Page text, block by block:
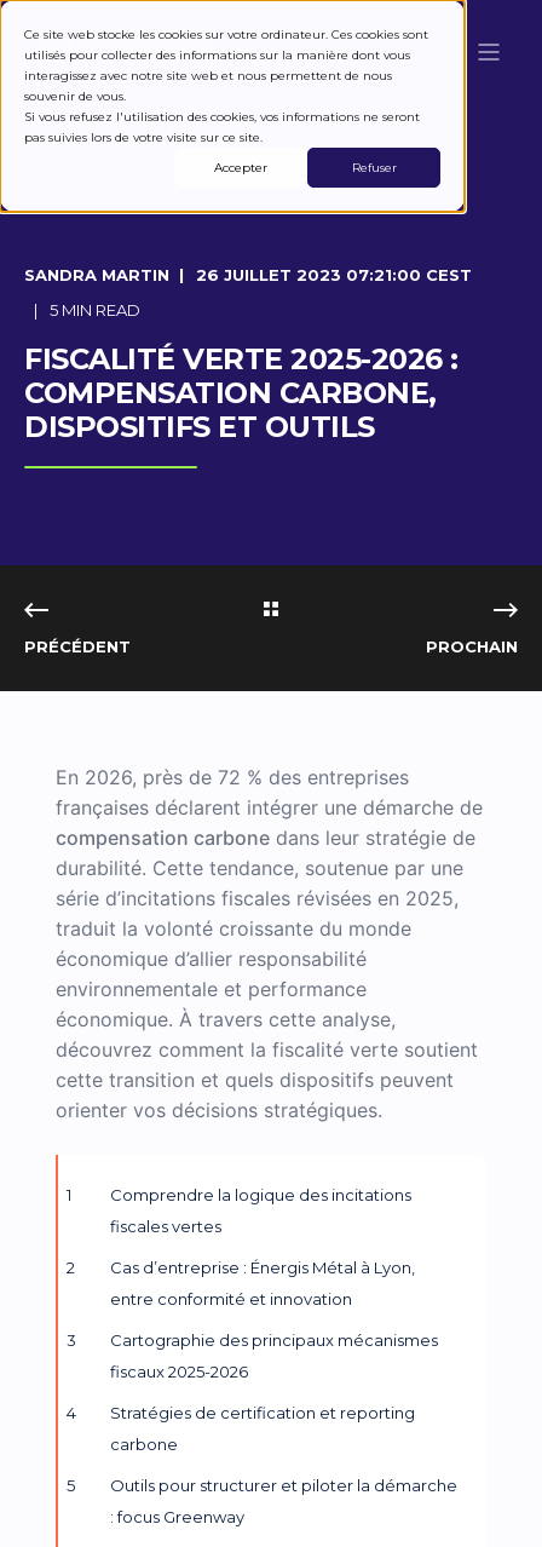
Ce site web stocke les cookies sur votre ordinateur. Ces cookies sont
utilisés pour collecter des informations sur la manière dont vous
interagissez avec notre site web et nous permettent de nous
souvenir de vous.
Si vous refusez l'utilisation des cookies, vos informations ne seront
pas suivies lors de votre visite sur ce site.
Accepter
Refuser
SANDRA MARTIN
26 JUILLET 2023 07:21:00 CEST
5 MIN READ
FISCALITÉ VERTE 2025-2026 :
COMPENSATION CARBONE,
DISPOSITIFS ET OUTILS
PRÉCÉDENT PROCHAIN
En 2026, près de 72 % des entreprises
françaises déclarent intégrer une démarche de
compensation carbone dans leur stratégie de
durabilité. Cette tendance, soutenue par une
série d’incitations fiscales révisées en 2025,
traduit la volonté croissante du monde
économique d’allier responsabilité
environnementale et performance
économique. À travers cette analyse,
découvrez comment la fiscalité verte soutient
cette transition et quels dispositifs peuvent
orienter vos décisions stratégiques.
Comprendre la logique des incitations
fiscales vertes
Cas d’entreprise : Énergis Métal à Lyon,
entre conformité et innovation
Cartographie des principaux mécanismes
fiscaux 2025-2026
Stratégies de certification et reporting
carbone
Outils pour structurer et piloter la démarche
: focus Greenway